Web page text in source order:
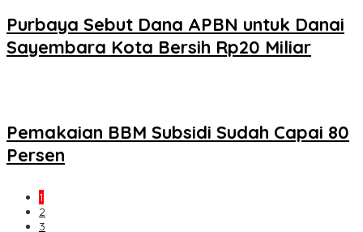
Purbaya Sebut Dana APBN untuk Danai
Sayembara Kota Bersih Rp20 Miliar
Pemakaian BBM Subsidi Sudah Capai 80
Persen
1
2
3